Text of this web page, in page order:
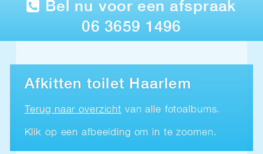
Bel nu voor een afspraak
06 3659 1496
Afkitten toilet Haarlem
Terug naar overzicht van alle fotoalbums.
Klik op een afbeelding om in te zoomen.